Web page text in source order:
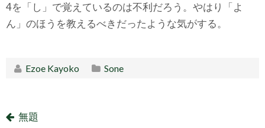
4を「し」で覚えているのは不利だろう。やはり「よ
ん」のほうを教えるべきだったような気がする。
Ezoe Kayoko Sone
無題